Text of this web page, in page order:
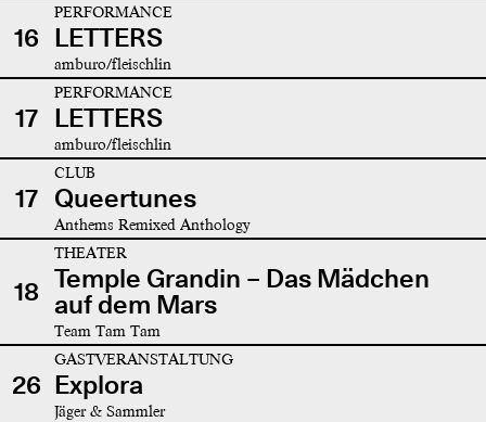
16
PERFORMANCE
LETTERS
amburo/fleischlin
17
PERFORMANCE
LETTERS
amburo/fleischlin
17
CLUB
Queertunes
Anthems Remixed Anthology
18
THEATER
Temple Grandin – Das Mädchen
auf dem Mars
Team Tam Tam
26
GASTVERANSTALTUNG
Explora
Jäger & Sammler